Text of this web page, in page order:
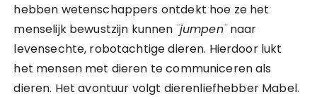
hebben wetenschappers ontdekt hoe ze het
menselijk bewustzijn kunnen ¨jumpen¨naar
levensechte, robotachtige dieren. Hierdoor lukt
het mensen met dieren te communiceren als
dieren. Het avontuur volgt dierenliefhebber Mabel.